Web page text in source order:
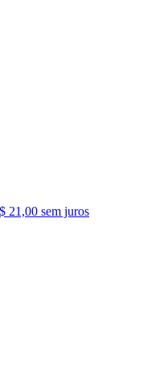
21,00 sem juros